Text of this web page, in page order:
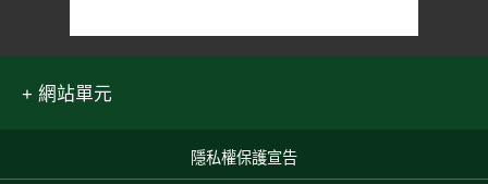
網站單元
隱私權保護宣告